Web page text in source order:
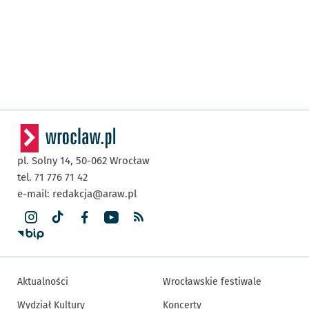
pl. Solny 14, 50-062 Wrocław
tel. 71 776 71 42
e-mail: redakcja@araw.pl
Aktualności
Wydział Kultury
Wrocławskie festiwale
Koncerty